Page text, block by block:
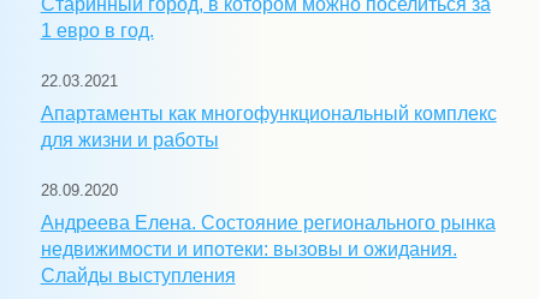
1 евро в год.
22.03.2021
Апартаменты как многофункциональный комплекс
для жизни и работы
28.09.2020
Андреева Елена. Состояние регионального рынка
недвижимости и ипотеки: вызовы и ожидания.
Слайды выступления